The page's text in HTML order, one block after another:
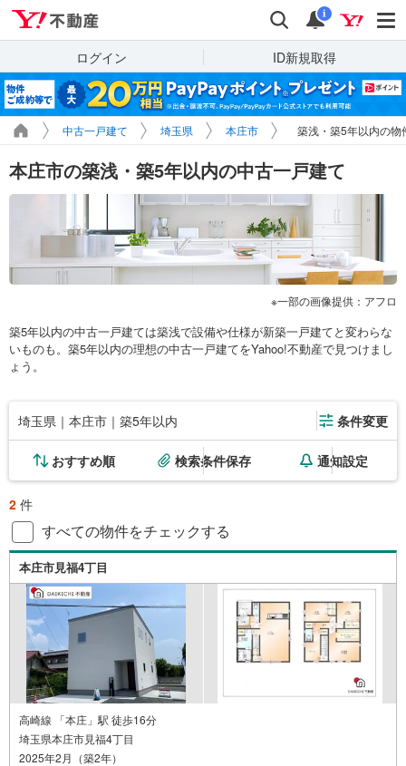
検索 通知
i
ログイン ID新規取得
中古一戸建て 埼玉県 本庄市 築浅・築5年以内の物
本庄市の築浅・築5年以内の中古一戸建て
一部の画像提供：アフロ
築5年以内の中古一戸建ては築浅で設備や仕様が新築一戸建てと変わらな
いものも。築5年以内の理想の中古一戸建てをYahoo!不動産で見つけまし
ょう。
埼玉県｜本庄市｜築5年以内 条件変更
おすすめ順 検索条件保存 通知設定
2 件
すべての物件をチェックする
本庄市見福4丁目
高崎線 「本庄」駅 徒歩16分
埼玉県本庄市見福4丁目
2025年2月（築2年）